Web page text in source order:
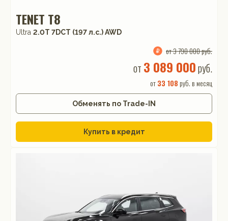
TENET T8
Ultra 2.0T 7DCT (197 л.с.) AWD
от 3 790 000 руб.
от 3 089 000руб.
от33 108 руб. в месяц
Обменять по Trade-IN
Купить в кредит